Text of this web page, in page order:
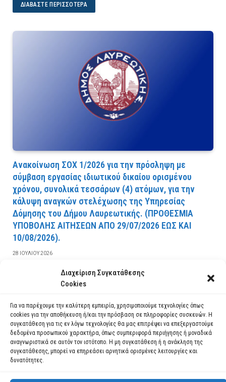
Διαχείριση Συγκατάθεσης
Cookies
Για να παρέχουμε την καλύτερη εμπειρία, χρησιμοποιούμε τεχνολογίες όπως
cookies για την αποθήκευση ή/και την πρόσβαση σε πληροφορίες συσκευών. Η
συγκατάθεση για τις εν λόγω τεχνολογίες θα μας επιτρέψει να επεξεργαστούμε
δεδομένα προσωπικού χαρακτήρα, όπως συμπεριφορά περιήγησης ή μοναδικά
αναγνωριστικά σε αυτόν τον ιστότοπο. Η μη συγκατάθεση ή η ανάκληση της
συγκατάθεσης, μπορεί να επηρεάσει αρνητικά ορισμένες λειτουργίες και
δυνατότητες.
ΔΙΑΒΆΣΤΕ ΠΕΡΙΣΣΌΤΕΡΑ
Ανακοίνωση ΣΟΧ 1/2026 για την πρόσληψη με
σύμβαση εργασίας ιδιωτικού δικαίου ορισμένου
χρόνου, συνολικά τεσσάρων (4) ατόμων, για την
κάλυψη αναγκών στελέχωσης της Υπηρεσίας
Δόμησης του Δήμου Λαυρεωτικής. (ΠPOΘEΣMIA
YΠOBOΛHΣ AITHΣEΩN AΠO 29/07/2026 EΩΣ KAI
10/08/2026).
28 ΙΟΥΛΊΟΥ 2026
ΔΙΑΒΆΣΤΕ ΠΕΡΙΣΣΌΤΕΡΑ